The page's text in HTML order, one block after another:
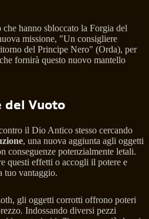
hanno sbloccato la Forgia del
missione, "Un consigliere
del Principe Nero" (Orda), per
fornirà questo nuovo mantello
Vuoto
il Dio Antico stesso cercando
, una nuova aggiunta agli oggetti
conseguenze potenzialmente letali.
questi effetti o accogli il potere e
tuo vantaggio.
gli oggetti corrotti offrono poteri
Indossando diversi pezzi